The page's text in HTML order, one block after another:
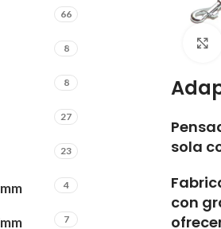
66
8
8
27
23
4
7
sola
con